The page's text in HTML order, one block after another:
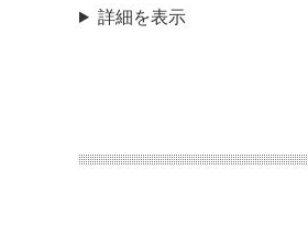
詳細を表示